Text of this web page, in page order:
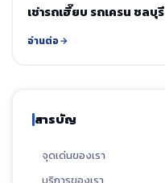
เช่ารถเฮี๊ยบ รถเครน ชลบุ
อ่านต่อ
สารบัญ
จุดเด่นของเรา